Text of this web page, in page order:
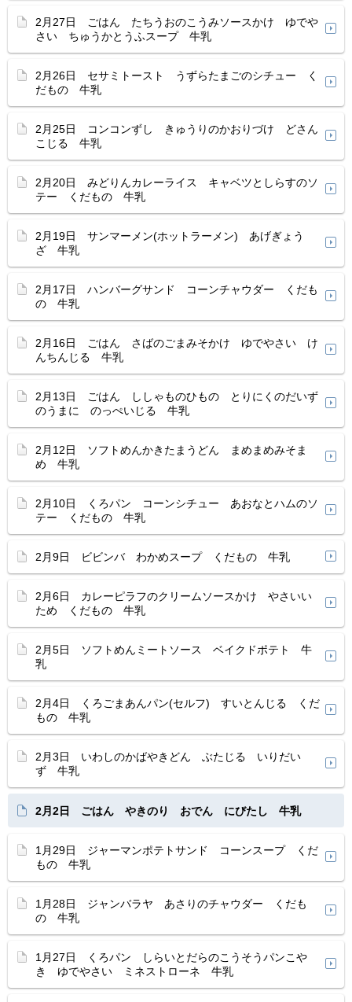
2月27日 ごはん たちうおのこうみソースかけ ゆでや
さい ちゅうかとうふスープ 牛乳
2月26日 セサミトースト うずらたまごのシチュー く
だもの 牛乳
2月25日 コンコンずし きゅうりのかおりづけ どさん
こじる 牛乳
2月20日 みどりんカレーライス キャベツとしらすのソ
テー くだもの 牛乳
2月19日 サンマーメン(ホットラーメン) あげぎょう
ざ 牛乳
2月17日 ハンバーグサンド コーンチャウダー くだも
の 牛乳
2月16日 ごはん さばのごまみそかけ ゆでやさい け
んちんじる 牛乳
2月13日 ごはん ししゃものひもの とりにくのだいず
のうまに のっぺいじる 牛乳
2月12日 ソフトめんかきたまうどん まめまめみそま
め 牛乳
2月10日 くろパン コーンシチュー あおなとハムのソ
テー くだもの 牛乳
2月9日 ビビンバ わかめスープ くだもの 牛乳
2月6日 カレーピラフのクリームソースかけ やさいい
ため くだもの 牛乳
2月5日 ソフトめんミートソース ベイクドポテト 牛
乳
2月4日 くろごまあんパン(セルフ) すいとんじる くだ
もの 牛乳
2月3日 いわしのかばやきどん ぶたじる いりだい
ず 牛乳
2月2日 ごはん やきのり おでん にびたし 牛乳
1月29日 ジャーマンポテトサンド コーンスープ くだ
もの 牛乳
1月28日 ジャンバラヤ あさりのチャウダー くだも
の 牛乳
1月27日 くろパン しらいとだらのこうそうパンこや
き ゆでやさい ミネストローネ 牛乳